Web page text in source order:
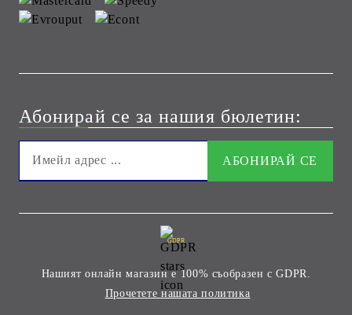
Абонирай се за нашия бюлетин:
GDPR
Нашият онлайн магазин е 100% съобразен с GDPR.
Прочетете нашата политика